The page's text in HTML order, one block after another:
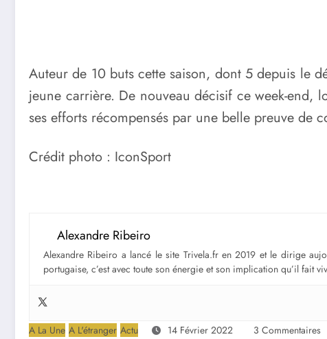
Auteur de 10 buts cette saison, dont 5 depuis le
jeune carrière. De nouveau décisif ce week-end,
ses efforts récompensés par une belle preuve de
Crédit photo : IconSport
Alexandre Ribeiro
Alexandre Ribeiro a lancé le site Trivela.fr en 2019 et le dirige
portugaise, c’est avec toute son énergie et son implication qu’il fait
A La Une A L'étranger Actu 14 Février 2022 3 Commentaires